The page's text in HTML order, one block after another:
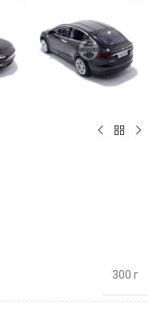
300 г